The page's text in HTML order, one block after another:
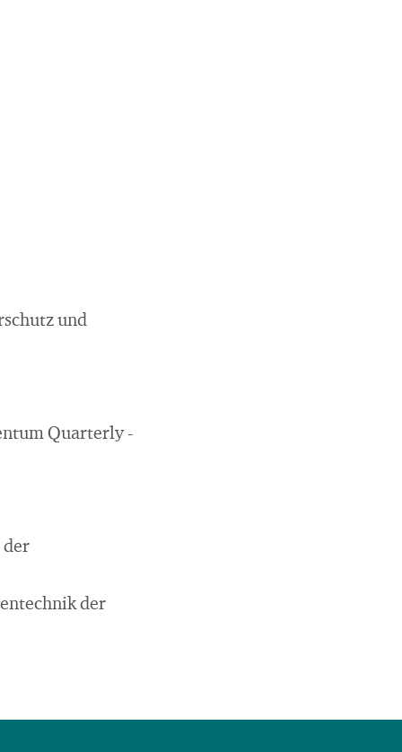
und
Quarterly -
der
der